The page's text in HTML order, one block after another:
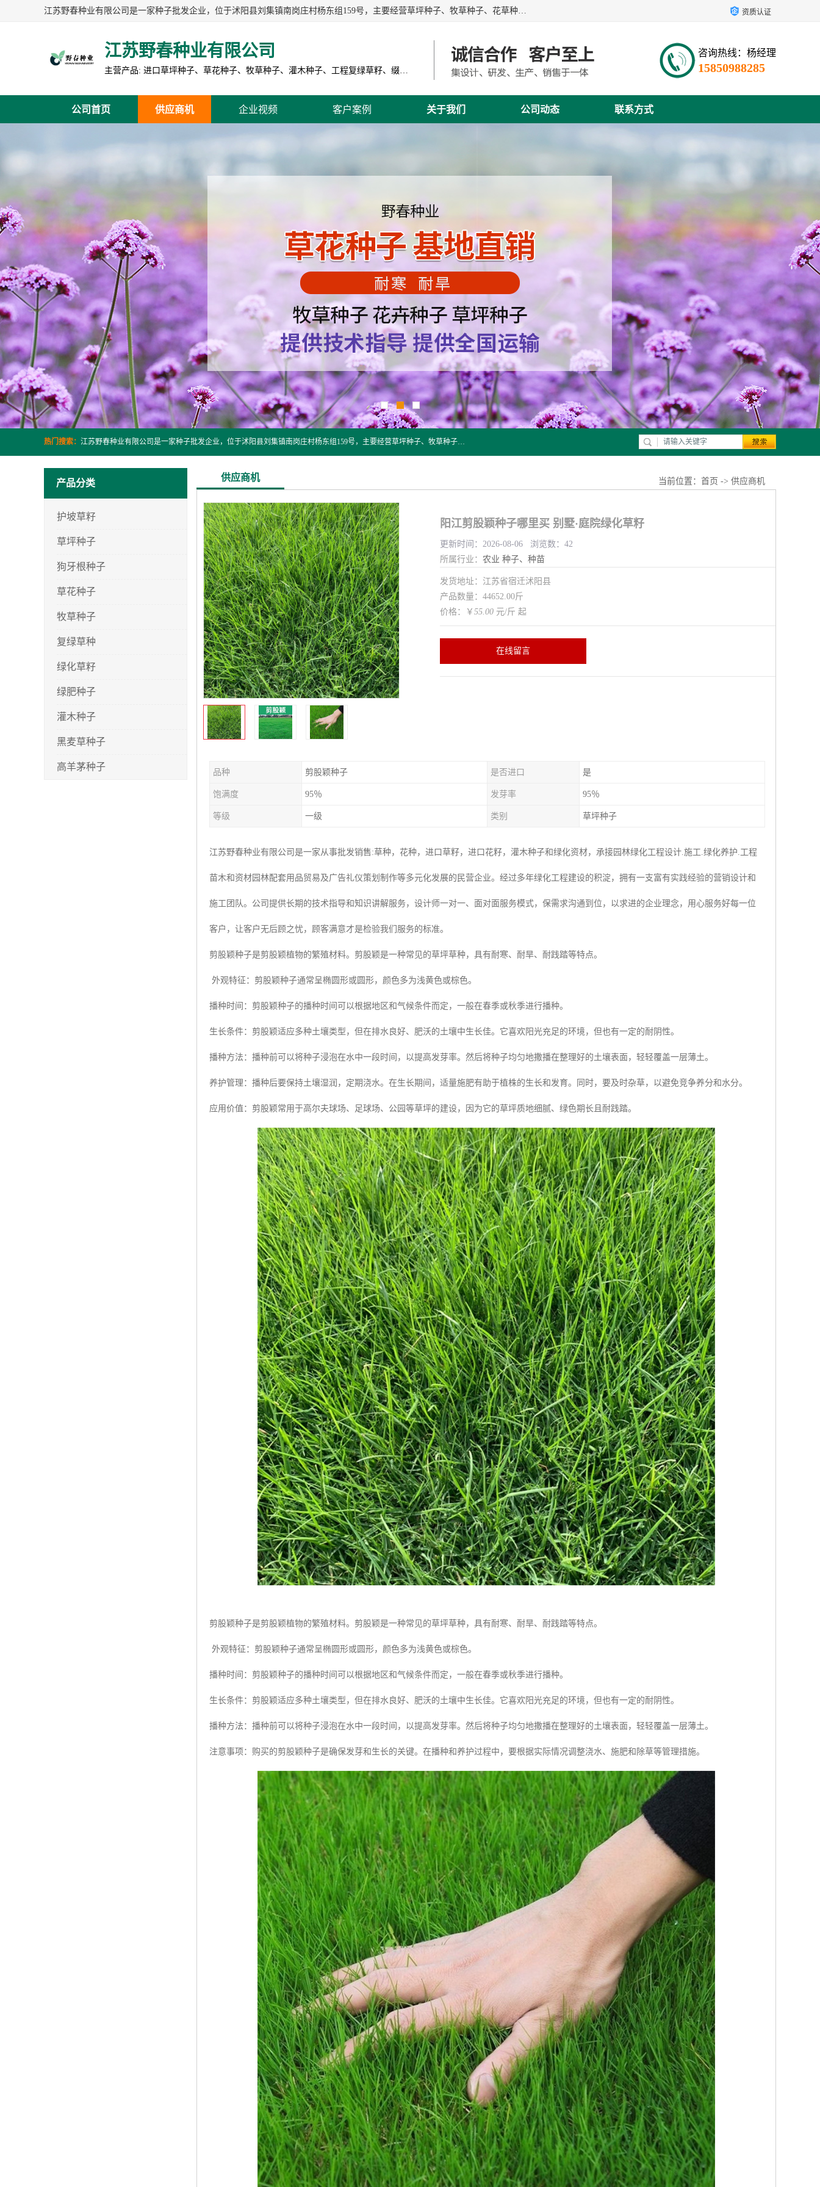
江苏野春种业有限公司是一家种子批发企业，位于沭阳县刘集镇南岗庄村杨东组159号，主要经营草坪种子、牧草种子、花草种子、复绿草种、绿化草籽、护坡草籽、绿肥种子、灌木种子、黑麦草种子、高羊茅种子、早熟禾种子、狗牙根种子、剪股颖种子等。 资质认证
江苏野春种业有限公司
主营产品: 进口草坪种子、草花种子、牧草种子、灌木种子、工程复绿草籽、缀花组合种子
咨询热线：杨经理
15850988285
公司首页 供应商机 企业视频 客户案例 关于我们 公司动态 联系方式
热门搜索： 江苏野春种业有限公司是一家种子批发企业，位于沭阳县刘集镇南岗庄村杨东组159号，主要经营草坪种子、牧草种子、花草种子、复绿草种、绿化草籽、护坡草籽、绿肥种子、灌木种子、黑麦草种子、高羊茅种子、早熟禾种子、狗牙根种子、剪股颖种子等。
产品分类
护坡草籽
草坪种子
狗牙根种子
草花种子
牧草种子
复绿草种
绿化草籽
绿肥种子
灌木种子
黑麦草种子
高羊茅种子
供应商机 当前位置： 首页 -> 供应商机
阳江剪股颖种子哪里买 别墅·庭院绿化草籽
更新时间：2026-08-06 浏览数：42
所属行业： 农业 种子、种苗
发货地址：江苏省宿迁沭阳县
产品数量：44652.00斤
价格：￥ 55.00 元/斤 起
在线留言
品种 剪股颖种子 是否进口 是
饱满度 95％ 发芽率 95％
等级 一级 类别 草坪种子
江苏野春种业有限公司是一家从事批发销售:草种，花种，进口草籽，进口花籽，灌木种子和绿化资材，承接园林绿化工程设计.施工.绿化养护.工程
苗木和资材园林配套用品贸易及广告礼仪策划制作等多元化发展的民营企业。经过多年绿化工程建设的积淀，拥有一支富有实践经验的营销设计和
施工团队。公司提供长期的技术指导和知识讲解服务，设计师一对一、面对面服务模式，保需求沟通到位，以求进的企业理念，用心服务好每一位
客户，让客户无后顾之忧，顾客满意才是检验我们服务的标准。
剪股颖种子是剪股颖植物的繁殖材料。剪股颖是一种常见的草坪草种，具有耐寒、耐旱、耐践踏等特点。
外观特征：剪股颖种子通常呈椭圆形或圆形，颜色多为浅黄色或棕色。
播种时间：剪股颖种子的播种时间可以根据地区和气候条件而定，一般在春季或秋季进行播种。
生长条件：剪股颖适应多种土壤类型，但在排水良好、肥沃的土壤中生长佳。它喜欢阳光充足的环境，但也有一定的耐阴性。
播种方法：播种前可以将种子浸泡在水中一段时间，以提高发芽率。然后将种子均匀地撒播在整理好的土壤表面，轻轻覆盖一层薄土。
养护管理：播种后要保持土壤湿润，定期浇水。在生长期间，适量施肥有助于植株的生长和发育。同时，要及时杂草，以避免竞争养分和水分。
应用价值：剪股颖常用于高尔夫球场、足球场、公园等草坪的建设，因为它的草坪质地细腻、绿色期长且耐践踏。
剪股颖种子是剪股颖植物的繁殖材料。剪股颖是一种常见的草坪草种，具有耐寒、耐旱、耐践踏等特点。
外观特征：剪股颖种子通常呈椭圆形或圆形，颜色多为浅黄色或棕色。
播种时间：剪股颖种子的播种时间可以根据地区和气候条件而定，一般在春季或秋季进行播种。
生长条件：剪股颖适应多种土壤类型，但在排水良好、肥沃的土壤中生长佳。它喜欢阳光充足的环境，但也有一定的耐阴性。
播种方法：播种前可以将种子浸泡在水中一段时间，以提高发芽率。然后将种子均匀地撒播在整理好的土壤表面，轻轻覆盖一层薄土。
注意事项：购买的剪股颖种子是确保发芽和生长的关键。在播种和养护过程中，要根据实际情况调整浇水、施肥和除草等管理措施。